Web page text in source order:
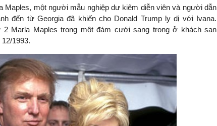
Maples, một người mẫu nghiệp dư kiêm diễn viên và người dẫn
đến từ Georgia đã khiến cho Donald Trump ly dị với Ivana.
Marla Maples trong một đám cưới sang trọng ở khách sạn
1993.